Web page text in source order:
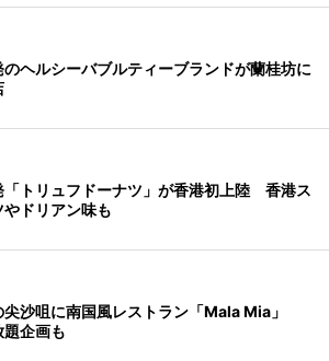
のヘルシーバブルティーブランドが蘭桂坊に
「トリュフドーナツ」が香港初上陸 香港ス
やドリアン味も
尖沙咀に南国風レストラン「Mala Mia」
題企画も